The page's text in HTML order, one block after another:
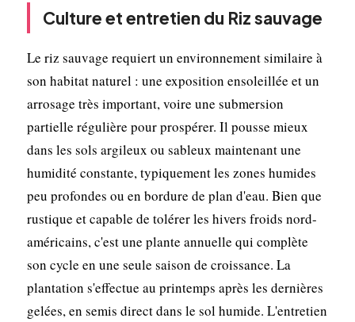
Culture et entretien du Riz sauvage
Le riz sauvage requiert un environnement similaire à
son habitat naturel : une exposition ensoleillée et un
arrosage très important, voire une submersion
partielle régulière pour prospérer. Il pousse mieux
dans les sols argileux ou sableux maintenant une
humidité constante, typiquement les zones humides
peu profondes ou en bordure de plan d'eau. Bien que
rustique et capable de tolérer les hivers froids nord-
américains, c'est une plante annuelle qui complète
son cycle en une seule saison de croissance. La
plantation s'effectue au printemps après les dernières
gelées, en semis direct dans le sol humide. L'entretien